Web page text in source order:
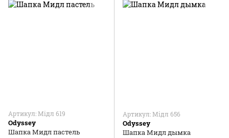
Артикул: Мідл 619
Odyssey
Шапка Мидл пастель
Артикул: Мідл 656
Odyssey
Шапка Мидл дымка